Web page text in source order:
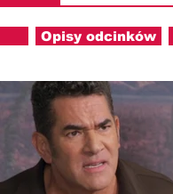
Opisy odcinków